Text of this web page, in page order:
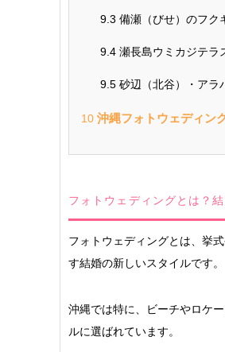
9.3 備瀬（びせ）のフク
9.4 瀬長島ウミカジテラ
9.5 砂辺（北谷）・アラ
10 沖縄フォトウェディン
フォトウェディングとは？
フォトウェディングとは、挙
す結婚の新しいスタイルです。
沖縄では特に、ビーチやロケ
ルに選ばれています。